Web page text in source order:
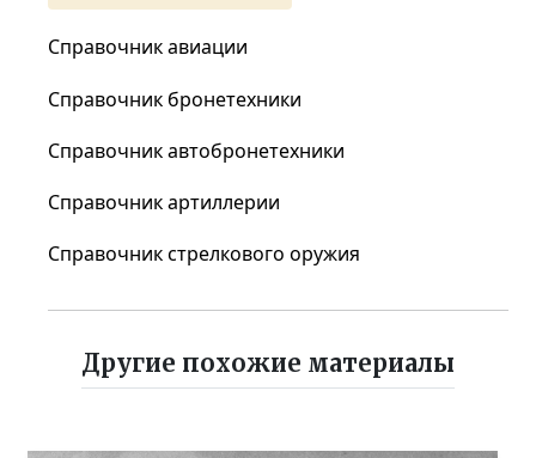
Справочник авиации
Справочник бронетехники
Справочник автобронетехники
Справочник артиллерии
Справочник стрелкового оружия
Другие похожие материалы